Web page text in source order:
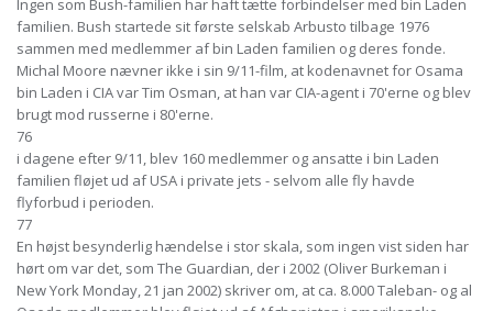
Ingen som Bush-familien har haft tætte forbindelser med bin Laden
familien. Bush startede sit første selskab Arbusto tilbage 1976
sammen med medlemmer af bin Laden familien og deres fonde.
Michal Moore nævner ikke i sin 9/11-film, at kodenavnet for Osama
bin Laden i CIA var Tim Osman, at han var CIA-agent i 70'erne og blev
brugt mod russerne i 80'erne.
76
i dagene efter 9/11, blev 160 medlemmer og ansatte i bin Laden
familien fløjet ud af USA i private jets - selvom alle fly havde
flyforbud i perioden.
77
En højst besynderlig hændelse i stor skala, som ingen vist siden har
hørt om var det, som The Guardian, der i 2002 (Oliver Burkeman i
New York Monday, 21 jan 2002) skriver om, at ca. 8.000 Taleban- og al